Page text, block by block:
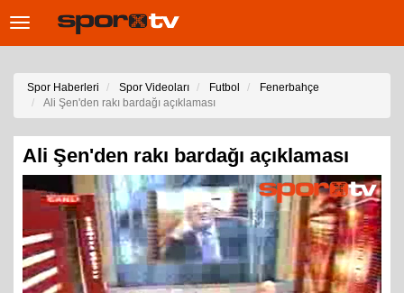
Toggle
Spor Haberleri Spor Videoları Futbol
Fenerbahçe
Ali Şen'den rakı bardağı açıklaması
Ali Şen'den rakı bardağı açıklaması